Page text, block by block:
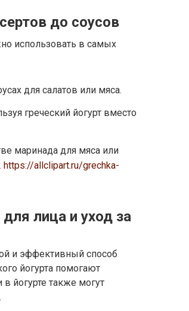
до соусов
использовать в самых
для салатов или мяса.
греческий йогурт вместо
маринада для мяса или
https://allclipart.ru/grechka-
лица и уход за
и эффективный способ
йогурта помогают
йогурте также могут